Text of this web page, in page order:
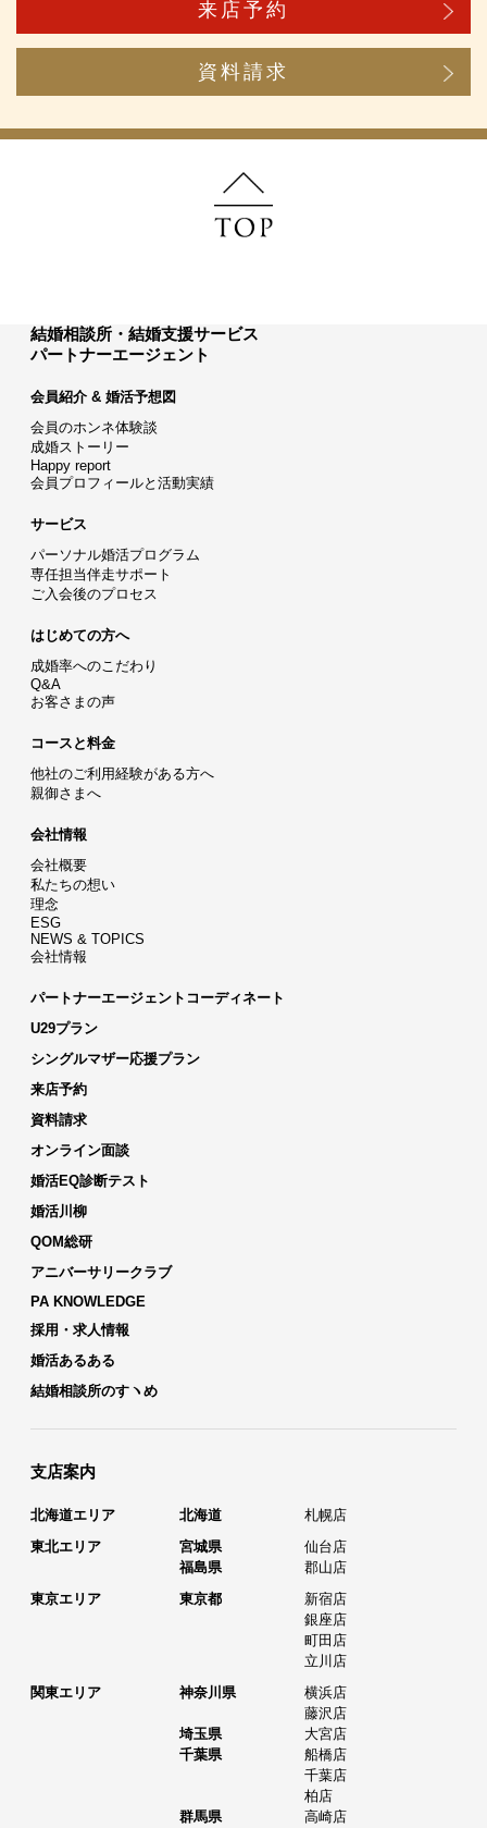
来店予約
資料請求
結婚相談所・結婚支援サービス
パートナーエージェント
会員紹介 & 婚活予想図
会員のホンネ体験談
成婚ストーリー
Happy report
会員プロフィールと活動実績
サービス
パーソナル婚活プログラム
専任担当伴走サポート
ご入会後のプロセス
はじめての方へ
成婚率へのこだわり
Q&A
お客さまの声
コースと料金
他社のご利用経験がある方へ
親御さまへ
会社情報
会社概要
私たちの想い
理念
ESG
NEWS & TOPICS
会社情報
パートナーエージェントコーディネート
U29プラン
シングルマザー応援プラン
来店予約
資料請求
オンライン面談
婚活EQ診断テスト
婚活川柳
QOM総研
アニバーサリークラブ
PA KNOWLEDGE
採用・求人情報
婚活あるある
結婚相談所のすヽめ
支店案内
北海道エリア 北海道
札幌店
東北エリア
宮城県
仙台店
福島県
郡山店
東京エリア
東京都
新宿店
銀座店
町田店
立川店
関東エリア
神奈川県
横浜店
藤沢店
埼玉県
大宮店
千葉県
船橋店
千葉店
柏店
群馬県
高崎店